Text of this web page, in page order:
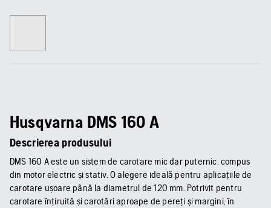
Husqvarna DMS 160 A
Descrierea produsului
DMS 160 A este un sistem de carotare mic dar puternic, compus
din motor electric și stativ. O alegere ideală pentru aplicațiile de
carotare ușoare până la diametrul de 120 mm. Potrivit pentru
carotare înțiruită și carotări aproape de pereți și margini, în